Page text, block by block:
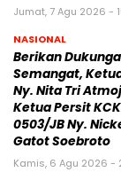
Jumat, 7 Agu 2026 -
NASIONAL
Berikan
Semangat,
Ny. Nita Tri
Ketua Persit
0503/JB Ny.
Gatot Soebroto
Kamis, 6 Agu 2026 -